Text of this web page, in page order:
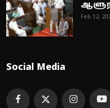
Feb 12,
Social Media